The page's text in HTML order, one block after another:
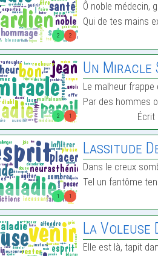
2 2
Ô noble médecin,
Qui de tes mains
2 1
Un Miracle
Le malheur
Par des hommes
Écrit
1 1
Lassitude
Dans le creux
Tel un fantôme
La Voleuse
Elle est là, tapit